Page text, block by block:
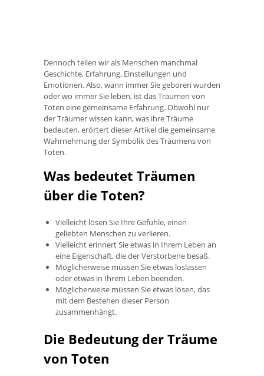
Dennoch teilen wir als Menschen manchmal
Geschichte, Erfahrung, Einstellungen und
Emotionen. Also, wann immer Sie geboren wurden
oder wo immer Sie leben, ist das Träumen von
Toten eine gemeinsame Erfahrung. Obwohl nur
der Träumer wissen kann, was ihre Träume
bedeuten, erörtert dieser Artikel die gemeinsame
Wahrnehmung der Symbolik des Träumens von
Toten.
Was bedeutet Träumen
über die Toten?
Vielleicht lösen Sie Ihre Gefühle, einen
geliebten Menschen zu verlieren.
Vielleicht erinnert Sie etwas in Ihrem Leben an
eine Eigenschaft, die der Verstorbene besaß.
Möglicherweise müssen Sie etwas loslassen
oder etwas in Ihrem Leben beenden.
Möglicherweise müssen Sie etwas lösen, das
mit dem Bestehen dieser Person
zusammenhängt.
Die Bedeutung der Träume
von Toten